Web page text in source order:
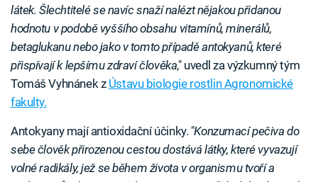
látek. Šlechtitelé se navíc snaží nalézt nějakou přidanou
hodnotu v podobě vyššího obsahu vitamínů, minerálů,
betaglukanu nebo jako v tomto případě antokyanů, které
přispívají k lepšímu zdraví člověka," uvedl za výzkumný tým
Tomáš Vyhnánek z Ústavu biologie rostlin Agronomické
fakulty.
Antokyany mají antioxidační účinky. "Konzumací pečiva do
sebe člověk přirozenou cestou dostává látky, které vyvazují
volné radikály, jež se během života v organismu tvoří a